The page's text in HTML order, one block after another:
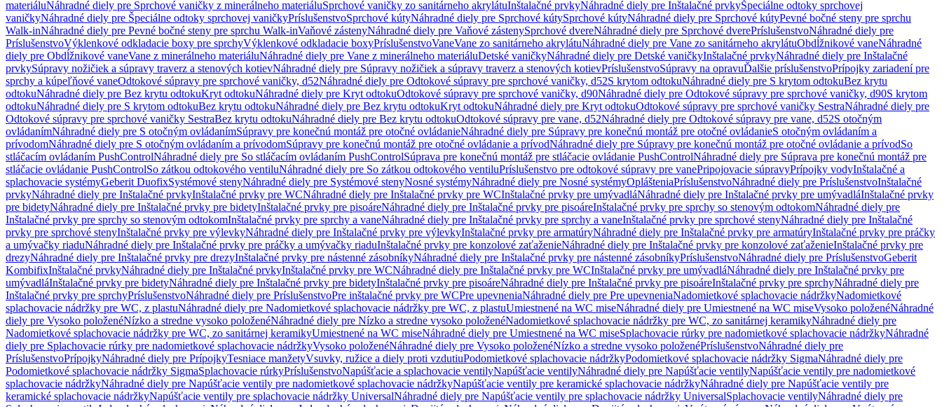
materiáluNáhradné diely pre Sprchové vaničky z minerálneho materiáluSprchové vaničky zo sanitárneho akrylátuInštalačné prvkyNáhradné diely pre Inštalačné prvkyŠpeciálne odtoky sprchovej
vaničkyNáhradné diely pre Špeciálne odtoky sprchovej vaničkyPríslušenstvoSprchové kútyNáhradné diely pre Sprchové kútySprchové kútyNáhradné diely pre Sprchové kútyPevné bočné steny pre sprchu
Walk-inNáhradné diely pre Pevné bočné steny pre sprchu Walk-inVaňové zástenyNáhradné diely pre Vaňové zástenySprchové dvereNáhradné diely pre Sprchové dverePríslušenstvoNáhradné diely pre
PríslušenstvoVýklenkové odkladacie boxy pre sprchyVýklenkové odkladacie boxyPríslušenstvoVaneVane zo sanitárneho akrylátuNáhradné diely pre Vane zo sanitárneho akrylátuObdĺžnikové vaneNáhradné
diely pre Obdĺžnikové vaneVane z minerálneho materiáluNáhradné diely pre Vane z minerálneho materiáluDetské vaničkyNáhradné diely pre Detské vaničkyInštalačné prvkyNáhradné diely pre Inštalačné
prvkySúpravy nožičiek a súpravy traverz a stenových kotievNáhradné diely pre Súpravy nožičiek a súpravy traverz a stenových kotievPríslušenstvoSúpravy na opravuĎalšie príslušenstvoPrípojky zariadení pre
sprchy a kúpeľňové vaneOdtokové súpravy pre sprchové vaničky, d52Náhradné diely pre Odtokové súpravy pre sprchové vaničky, d52S krytom odtokuNáhradné diely pre S krytom odtokuBez krytu
odtokuNáhradné diely pre Bez krytu odtokuKryt odtokuNáhradné diely pre Kryt odtokuOdtokové súpravy pre sprchové vaničky, d90Náhradné diely pre Odtokové súpravy pre sprchové vaničky, d90S krytom
odtokuNáhradné diely pre S krytom odtokuBez krytu odtokuNáhradné diely pre Bez krytu odtokuKryt odtokuNáhradné diely pre Kryt odtokuOdtokové súpravy pre sprchové vaničky SestraNáhradné diely pre
Odtokové súpravy pre sprchové vaničky SestraBez krytu odtokuNáhradné diely pre Bez krytu odtokuOdtokové súpravy pre vane, d52Náhradné diely pre Odtokové súpravy pre vane, d52S otočným
ovládanímNáhradné diely pre S otočným ovládanímSúpravy pre konečnú montáž pre otočné ovládanieNáhradné diely pre Súpravy pre konečnú montáž pre otočné ovládanieS otočným ovládaním a
prívodomNáhradné diely pre S otočným ovládaním a prívodomSúpravy pre konečnú montáž pre otočné ovládanie a prívodNáhradné diely pre Súpravy pre konečnú montáž pre otočné ovládanie a prívodSo
stláčacím ovládaním PushControlNáhradné diely pre So stláčacím ovládaním PushControlSúprava pre konečnú montáž pre stláčacie ovládanie PushControlNáhradné diely pre Súprava pre konečnú montáž pre
stláčacie ovládanie PushControlSo zátkou odtokového ventiluNáhradné diely pre So zátkou odtokového ventiluPríslušenstvo pre odtokové súpravy pre vanePripojovacie súpravyPrípojky vodyInštalačné a
splachovacie systémyGeberit DuofixSystémové stenyNáhradné diely pre Systémové stenyNosné systémyNáhradné diely pre Nosné systémyOplášteniaPríslušenstvoNáhradné diely pre PríslušenstvoInštalačné
prvkyNáhradné diely pre Inštalačné prvkyInštalačné prvky pre WCNáhradné diely pre Inštalačné prvky pre WCInštalačné prvky pre umývadláNáhradné diely pre Inštalačné prvky pre umývadláInštalačné prvky
pre bidetyNáhradné diely pre Inštalačné prvky pre bidetyInštalačné prvky pre pisoáreNáhradné diely pre Inštalačné prvky pre pisoáreInštalačné prvky pre sprchy so stenovým odtokomNáhradné diely pre
Inštalačné prvky pre sprchy so stenovým odtokomInštalačné prvky pre sprchy a vaneNáhradné diely pre Inštalačné prvky pre sprchy a vaneInštalačné prvky pre sprchové stenyNáhradné diely pre Inštalačné
prvky pre sprchové stenyInštalačné prvky pre výlevkyNáhradné diely pre Inštalačné prvky pre výlevkyInštalačné prvky pre armatúryNáhradné diely pre Inštalačné prvky pre armatúryInštalačné prvky pre práčky
a umývačky riaduNáhradné diely pre Inštalačné prvky pre práčky a umývačky riaduInštalačné prvky pre konzolové zaťaženieNáhradné diely pre Inštalačné prvky pre konzolové zaťaženieInštalačné prvky pre
drezyNáhradné diely pre Inštalačné prvky pre drezyInštalačné prvky pre nástenné zásobníkyNáhradné diely pre Inštalačné prvky pre nástenné zásobníkyPríslušenstvoNáhradné diely pre PríslušenstvoGeberit
KombifixInštalačné prvkyNáhradné diely pre Inštalačné prvkyInštalačné prvky pre WCNáhradné diely pre Inštalačné prvky pre WCInštalačné prvky pre umývadláNáhradné diely pre Inštalačné prvky pre
umývadláInštalačné prvky pre bidetyNáhradné diely pre Inštalačné prvky pre bidetyInštalačné prvky pre pisoáreNáhradné diely pre Inštalačné prvky pre pisoáreInštalačné prvky pre sprchyNáhradné diely pre
Inštalačné prvky pre sprchyPríslušenstvoNáhradné diely pre PríslušenstvoPre inštalačné prvky pre WCPre upevneniaNáhradné diely pre Pre upevneniaNadomietkové splachovacie nádržkyNadomietkové
splachovacie nádržky pre WC, z plastuNáhradné diely pre Nadomietkové splachovacie nádržky pre WC, z plastuUmiestnené na WC miseNáhradné diely pre Umiestnené na WC miseVysoko položenéNáhradné
diely pre Vysoko položenéNízko a stredne vysoko položenéNáhradné diely pre Nízko a stredne vysoko položenéNadomietkové splachovacie nádržky pre WC, zo sanitárnej keramikyNáhradné diely pre
Nadomietkové splachovacie nádržky pre WC, zo sanitárnej keramikyUmiestnené na WC miseNáhradné diely pre Umiestnené na WC miseSplachovacie rúrky pre nadomietkové splachovacie nádržkyNáhradné
diely pre Splachovacie rúrky pre nadomietkové splachovacie nádržkyVysoko položenéNáhradné diely pre Vysoko položenéNízko a stredne vysoko položenéPríslušenstvoNáhradné diely pre
PríslušenstvoPrípojkyNáhradné diely pre PrípojkyTesniace manžetyVsuvky, ružice a diely proti vzdutiuPodomietkové splachovacie nádržkyPodomietkové splachovacie nádržky SigmaNáhradné diely pre
Podomietkové splachovacie nádržky SigmaSplachovacie rúrkyPríslušenstvoNapúšťacie a splachovacie ventilyNapúšťacie ventilyNáhradné diely pre Napúšťacie ventilyNapúšťacie ventily pre nadomietkové
splachovacie nádržkyNáhradné diely pre Napúšťacie ventily pre nadomietkové splachovacie nádržkyNapúšťacie ventily pre keramické splachovacie nádržkyNáhradné diely pre Napúšťacie ventily pre
keramické splachovacie nádržkyNapúšťacie ventily pre splachovacie nádržky UniversalNáhradné diely pre Napúšťacie ventily pre splachovacie nádržky UniversalSplachovacie ventilyNáhradné diely pre